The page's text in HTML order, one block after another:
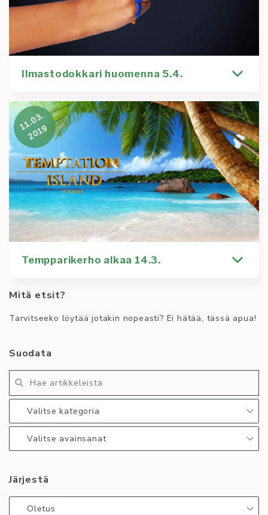
Ilmastodokkari huomenna 5.4.
Hei! Huomenna 5.4. klo 14-16 järjestämme
Epämiellyttävä totuus -dokumentin
katsomistilaisuuden luentosalissa XX, liittyen
samana päivänä
Kirjoittaja
Roosa Virta
Tapahtuma
dippivihanneksia dokkari
ilmastonmuutos
Lue lisää
huomenna
11.03.
2019
Tempparikerho alkaa 14.3.
Temptation Island -katsomo alkaa, tuttavallisemmin
suhdekoukeroita ja realityn ihmeellistä maailmaa
Tapahtuma
dippivihanneksia
temppari tempparikerho
temptation island
:
Tempparikerho
alkaa
Mitä etsit?
Tarvitseeko löytää jotakin nopeasti? Ei hätää, tässä apua!
Suodata
Valitse kategoria
Valitse avainsanat
Järjestä
Oletus